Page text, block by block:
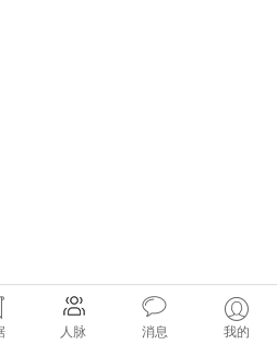
人脉 消息 我的